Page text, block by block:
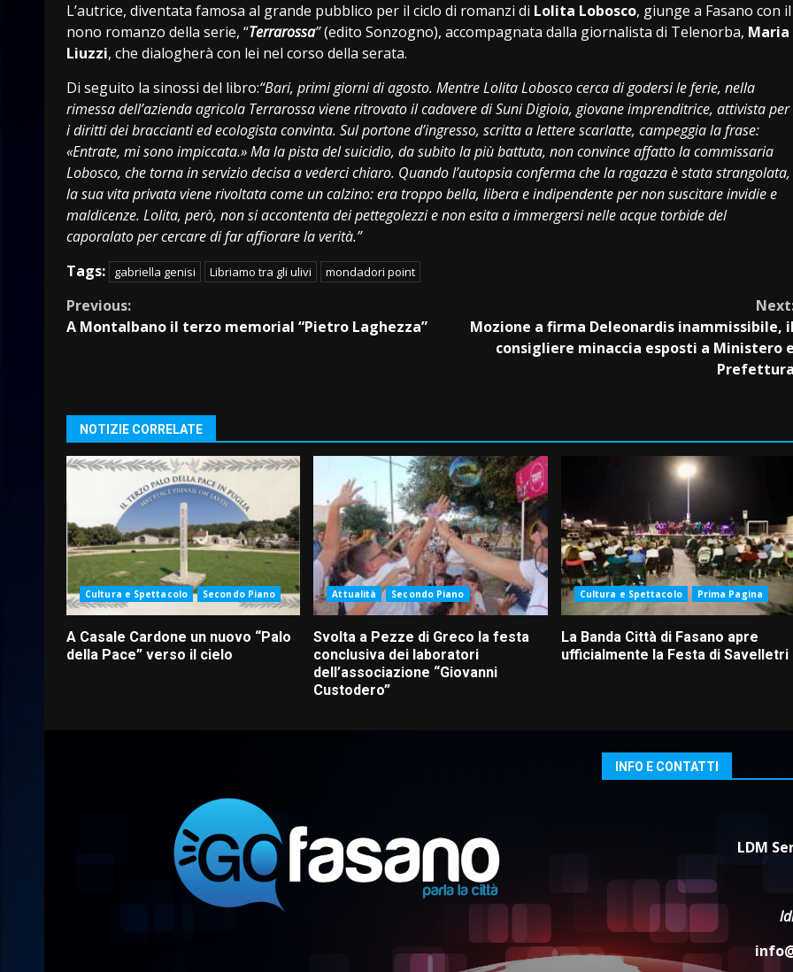
L’autrice, diventata famosa al grande pubblico per il ciclo di romanzi di Lolita Lobosco, giunge a Fasano con il
nono romanzo della serie, “Terrarossa”(edito Sonzogno), accompagnata dalla giornalista di Telenorba, Maria
Liuzzi, che dialogherà con lei nel corso della serata.
Di seguito la sinossi del libro:“Bari, primi giorni di agosto. Mentre Lolita Lobosco cerca di godersi le ferie, nella
rimessa dell’azienda agricola Terrarossa viene ritrovato il cadavere di Suni Digioia, giovane imprenditrice, attivista per
i diritti dei braccianti ed ecologista convinta. Sul portone d’ingresso, scritta a lettere scarlatte, campeggia la frase:
«Entrate, mi sono impiccata.» Ma la pista del suicidio, da subito la più battuta, non convince affatto la commissaria
Lobosco, che torna in servizio decisa a vederci chiaro. Quando l’autopsia conferma che la ragazza è stata strangolata,
la sua vita privata viene rivoltata come un calzino: era troppo bella, libera e indipendente per non suscitare invidie e
maldicenze. Lolita, però, non si accontenta dei pettegolezzi e non esita a immergersi nelle acque torbide del
caporalato per cercare di far affiorare la verità.”
Tags:
gabriella genisi Libriamo tra gli ulivi mondadori point
Continue
Previous:
A Montalbano il terzo memorial “Pietro Laghezza”
Mozione a firma Deleonardis inammissibile, il
consigliere minaccia esposti a Ministero e
Prefettura
NOTIZIE CORRELATE
Cultura e Spettacolo Secondo Piano
A Casale Cardone un nuovo “Palo
della Pace” verso il cielo
Attualità Secondo Piano
Svolta a Pezze di Greco la festa
conclusiva dei laboratori
dell’associazione “Giovanni
Custodero”
Cultura e Spettacolo Prima Pagina
La Banda Città di Fasano apre
ufficialmente la Festa di Savelletri
INFO E CONTATTI
LDM